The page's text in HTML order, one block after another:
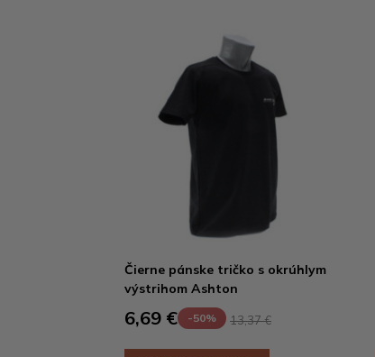
Čierne pánske tričko s okrúhlym
výstrihom Ashton
6,69 € -50% 13,37 €